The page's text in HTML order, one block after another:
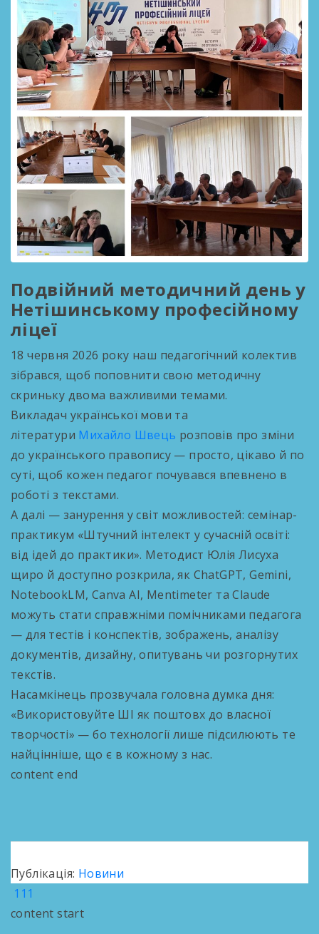
Подвійний методичний день у
Нетішинському професійному
ліцеї
18 червня 2026 року наш педагогічний колектив
зібрався, щоб поповнити свою методичну
скриньку двома важливими темами.
Викладач української мови та
літератури Михайло Швець розповів про зміни
до українського правопису — просто, цікаво й по
суті, щоб кожен педагог почувався впевнено в
роботі з текстами.
А далі — занурення у світ можливостей: семінар-
практикум «Штучний інтелект у сучасній освіті:
від ідей до практики». Методист Юлія Лисуха
щиро й доступно розкрила, як ChatGPT, Gemini,
NotebookLM, Canva AI, Mentimeter та Claude
можуть стати справжніми помічниками педагога
— для тестів і конспектів, зображень, аналізу
документів, дизайну, опитувань чи розгорнутих
текстів.
Насамкінець прозвучала головна думка дня:
«Використовуйте ШІ як поштовх до власної
творчості» — бо технології лише підсилюють те
найцінніше, що є в кожному з нас.
content end
Публікація: Новини
111
content start